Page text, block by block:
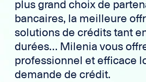
plus grand choix de
bancaires, la meilleure
solutions de crédits tant
durées… Milenia vous
professionnel et efficace
demande de crédit.